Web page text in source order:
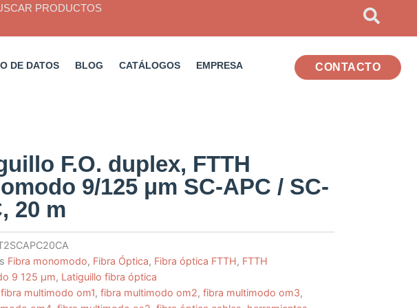
PRODUCTOS
DE DATOS BLOG CATÁLOGOS EMPRESA CONTACTO
F.O. duplex, FTTH
9/125 μm SC-APC / SC-
20 m
Fibra monomodo, Fibra Óptica, Fibra óptica FTTH, FTTH
9 125 µm, Latiguillo fibra óptica
fibra multimodo om1, fibra multimodo om2, fibra multimodo om3,